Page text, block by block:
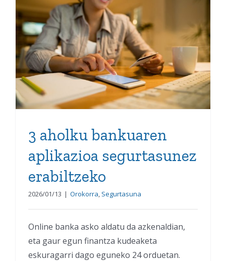
3 aholku bankuaren
aplikazioa segurtasunez
erabiltzeko
3 aholku bankuaren
aplikazioa segurtasunez
erabiltzeko
2026/01/13 | Orokorra, Segurtasuna
Online banka asko aldatu da azkenaldian,
eta gaur egun finantza kudeaketa
eskuragarri dago eguneko 24 orduetan.